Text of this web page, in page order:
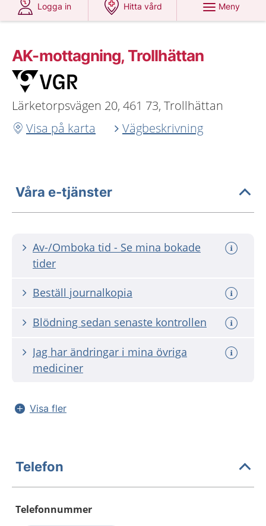
Logga in
Hitta vård
Meny
AK-mottagning, Trollhättan
Lärketorpsvägen 20, 461 73, Trollhättan
Visa på karta
Vägbeskrivning
Våra e-tjänster
Av-/Omboka tid - Se mina bokade
tider
Beställ journalkopia
Blödning sedan senaste kontrollen
Jag har ändringar i mina övriga
mediciner
Visa fler
Telefon
Telefonnummer